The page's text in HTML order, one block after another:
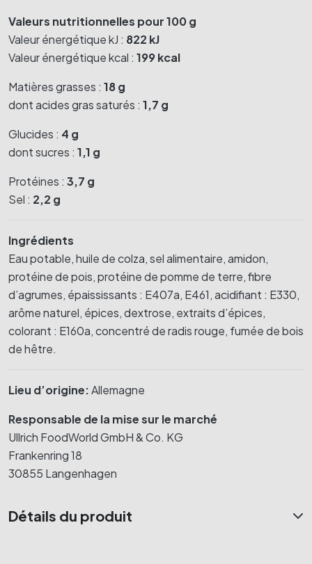
Valeurs nutritionnelles pour 100 g
Valeur énergétique kJ : 822 kJ
Valeur énergétique kcal : 199 kcal
Matières grasses : 18 g
dont acides gras saturés : 1,7 g
Glucides : 4 g
dont sucres : 1,1 g
Protéines : 3,7 g
Sel : 2,2 g
Ingrédients
Eau potable, huile de colza, sel alimentaire, amidon,
protéine de pois, protéine de pomme de terre, fibre
d’agrumes, épaississants : E407a, E461, acidifiant : E330,
arôme naturel, épices, dextrose, extraits d’épices,
colorant : E160a, concentré de radis rouge, fumée de bois
de hêtre.
Lieu d’origine:Allemagne
Responsable de la mise sur le marché
Ullrich FoodWorld GmbH & Co. KG
Frankenring 18
30855 Langenhagen
Détails du produit